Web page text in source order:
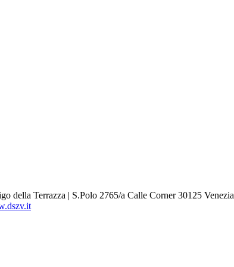
della Terrazza | S.Polo 2765/a Calle Corner 30125 Venezia